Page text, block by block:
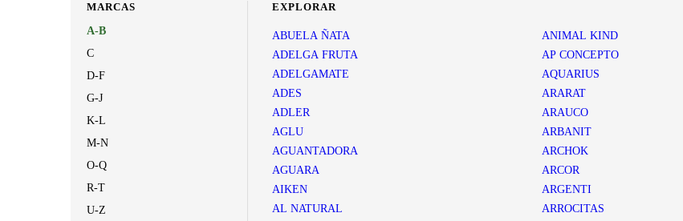
MARCAS
A-B
C
D-F
G-J
K-L
M-N
O-Q
R-T
U-Z
EXPLORAR
ABUELA ÑATA
ADELGA FRUTA
ADELGAMATE
ADES
ADLER
AGLU
AGUANTADORA
AGUARA
AIKEN
AL NATURAL
ANIMAL KIND
AP CONCEPTO
AQUARIUS
ARARAT
ARAUCO
ARBANIT
ARCHOK
ARCOR
ARGENTI
ARROCITAS